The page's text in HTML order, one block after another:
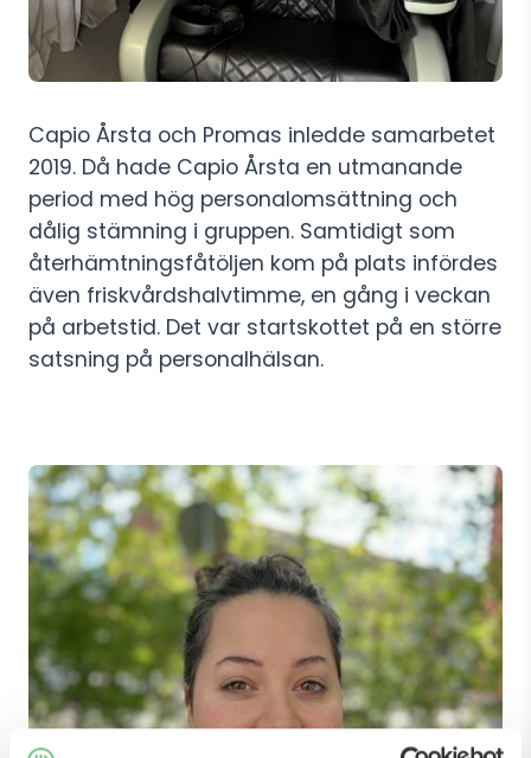
Capio Årsta och Promas inledde samarbetet
2019. Då hade Capio Årsta en utmanande
period med hög personalomsättning och
dålig stämning i gruppen. Samtidigt som
återhämtningsfåtöljen kom på plats infördes
även friskvårdshalvtimme, en gång i veckan
på arbetstid. Det var startskottet på en större
satsning på personalhälsan.